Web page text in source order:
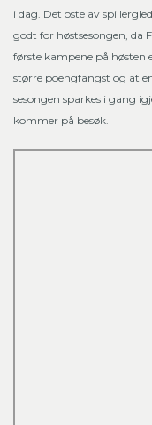
i dag. Det oste av
godt for høstsesongen, da
første kampene på høsten
større poengfangst og at
sesongen sparkes i gang
kommer på besøk.